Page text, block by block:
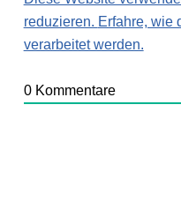
reduzieren. Erfahre, wie
verarbeitet werden.
0Kommentare